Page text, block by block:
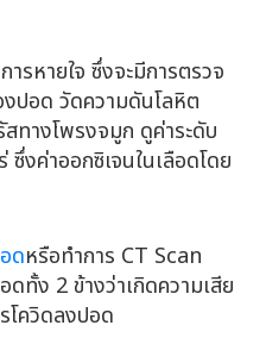
ารหายใจ ซึ่งจะมีการตรวจ
ปอด วัดความดันโลหิต
สทางโพรงจมูก ดูค่าระดับ
ซึ่งค่าออกซิเจนในเลือดโดย
ดหรือทำการ CT Scan
ทั้ง 2 ข้างว่าเกิดความเสีย
โควิดลงปอด